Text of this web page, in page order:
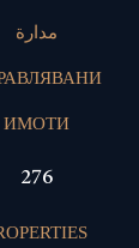
مدارة
ИМОТИ
404